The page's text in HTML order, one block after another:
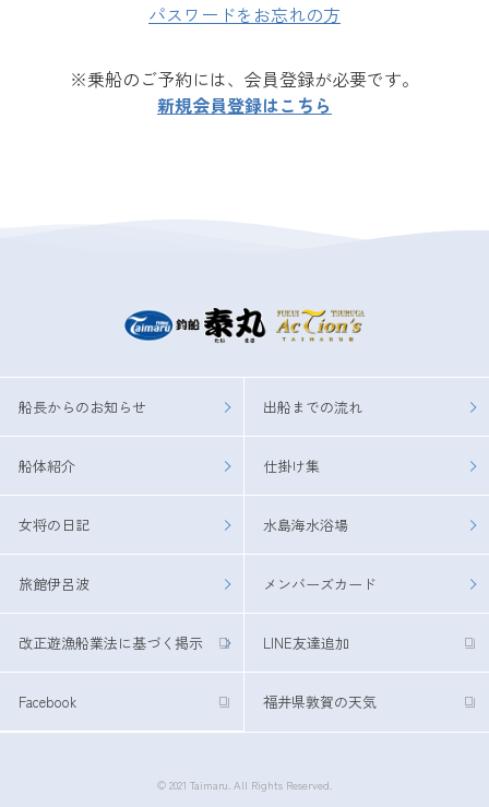
パスワードをお忘れの方
※乗船のご予約には、会員登録が必要です。
新規会員登録はこちら
船長からのお知らせ 出船までの流れ
船体紹介 仕掛け集
女将の日記 水島海水浴場
旅館伊呂波 メンバーズカード
改正遊漁船業法に基づく掲示 LINE友達追加
Facebook 福井県敦賀の天気
© 2021 Taimaru. All Rights Reserved.